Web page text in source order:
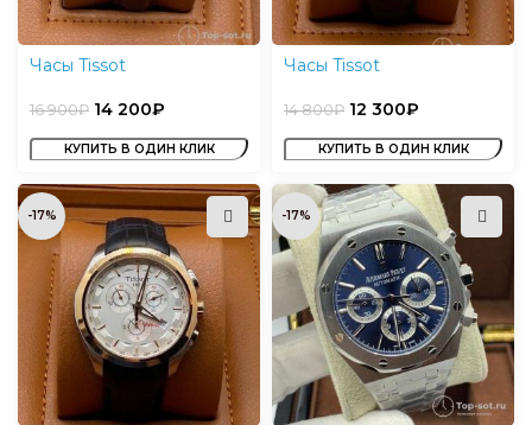
Часы Tissot
16 900₽ 14 200₽
КУПИТЬ В ОДИН КЛИК
Часы Tissot
14 800₽ 12 300₽
КУПИТЬ В ОДИН КЛИК
-17% -17%